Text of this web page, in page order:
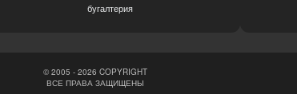
бугалтерия
© 2005 - 2026 COPYRIGHT
ВСЕ ПРАВА ЗАЩИЩЕНЫ